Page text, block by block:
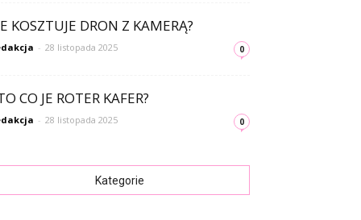
KOSZTUJE DRON Z KAMERĄ?
- 28 listopada 2025 0
CO JE ROTER KAFER?
- 28 listopada 2025 0
Kategorie